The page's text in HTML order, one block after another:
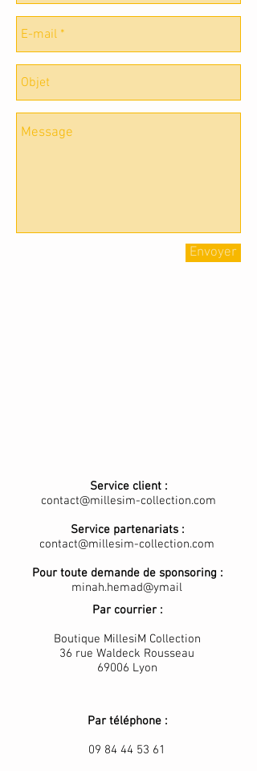
Envoyer
Service client :
contact@millesim-collection.com
Service partenariats :
contact@millesim-collection.com
Pour toute demande de sponsoring :
minah.hemad@ymail
Par courrier :
Boutique MillesiM Collection
36 rue Waldeck Rousseau
69006 Lyon
Par téléphone :
09 84 44 53 61